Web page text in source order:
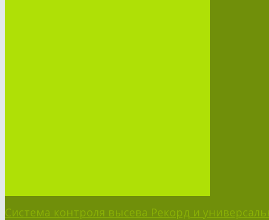
Система контроля высева Рекорд и